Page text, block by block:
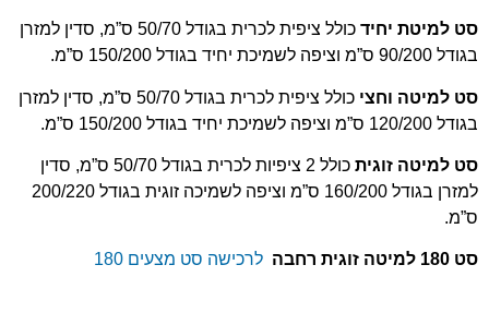
סט למיטת יחיד
כולל ציפית לכרית בגודל 50/70 ס”מ, סדין למזרן
בגודל 90/200 ס”מ וציפה לשמיכת יחיד בגודל 150/200 ס”מ.
סט למיטה וחצי
כולל ציפית לכרית בגודל 50/70 ס”מ, סדין למזרן
בגודל 120/200 ס”מ וציפה לשמיכת יחיד בגודל 150/200 ס”מ.
סט למיטה זוגית
כולל 2 ציפיות לכרית בגודל 50/70 ס”מ, סדין
למזרן בגודל 160/200 ס”מ וציפה לשמיכה זוגית בגודל 200/220
ס”מ.
סט 180 למיטה זוגית רחבה לרכישה סט מצעים 180